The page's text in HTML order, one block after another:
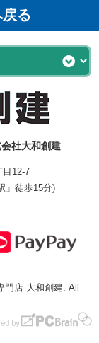
る
社大和創建
12-7
」徒歩15分)
門店 大和創建. All